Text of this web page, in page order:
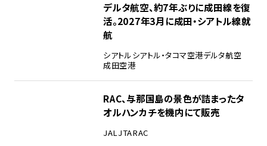
デルタ航空、約7年ぶりに成田線を復
活。2027年3月に成田・シアトル線就
航
シアトルシアトル・タコマ空港デルタ航空
成田空港
RAC、与那国島の景色が詰まったタ
オルハンカチを機内にて販売
JAL JTARAC